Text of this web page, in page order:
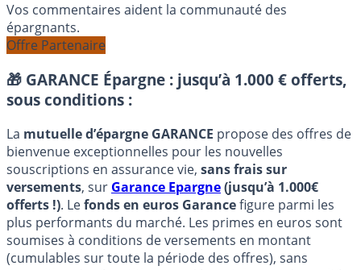
Vos commentaires aident la communauté des
épargnants.
Offre Partenaire
🎁 GARANCE Épargne : jusqu’à 1.000 € offerts,
sous conditions :
La mutuelle d’épargne GARANCE propose des offres de
bienvenue exceptionnelles pour les nouvelles
souscriptions en assurance vie, sans frais sur
versements, sur Garance Epargne(jusqu’à 1.000€
offerts !). Lefonds en euros Garancefigure parmi les
plus performants du marché. Les primes en euros sont
soumises à conditions de versements en montant
(cumulables sur toute la période des offres), sans